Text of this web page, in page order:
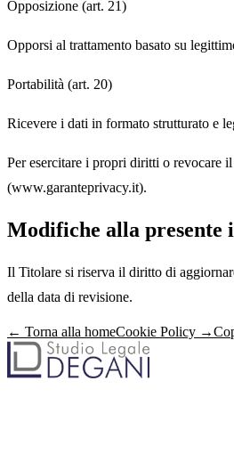
Opposizione (art. 21)
Opporsi al trattamento basato su
Portabilità (art. 20)
Ricevere i dati in formato strutturato e
Per esercitare i propri diritti o revocare
(www.garanteprivacy.it).
Modifiche alla presente
Il Titolare si riserva il diritto di
della data di revisione.
← Torna alla homeCookie Policy →